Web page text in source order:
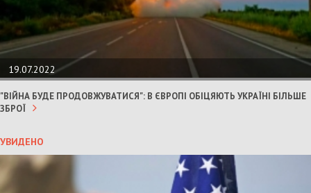
19.07.2022
"ВІЙНА БУДЕ ПРОДОВЖУВАТИСЯ": В ЄВРОПІ ОБІЦЯЮТЬ УКРАЇНІ БІЛЬШЕ
ЗБРОЇ
УВИДЕНО